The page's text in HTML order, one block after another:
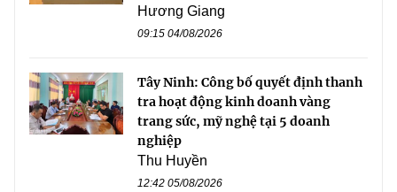
Hương Giang
09:15 04/08/2026
Tây Ninh: Công bố quyết định thanh
tra hoạt động kinh doanh vàng
trang sức, mỹ nghệ tại 5 doanh
nghiệp
Thu Huyền
12:42 05/08/2026